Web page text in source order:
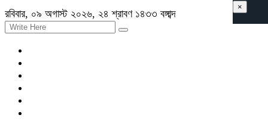
রবিবার, ০৯ অগাস্ট ২০২৬, ২৪ শ্রাবণ ১৪৩৩ বঙ্গাব্দ
×